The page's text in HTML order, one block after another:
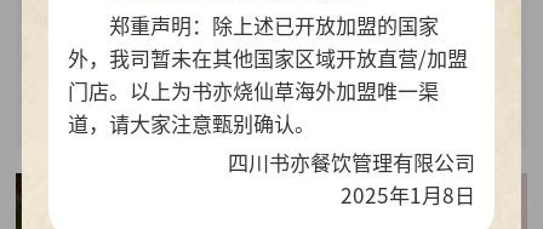
质价比持续热销
查看详情
郑重声明：除上述已开放加盟的国家
外，我司暂未在其他国家区域开放直营/加盟
门店。以上为书亦烧仙草海外加盟唯一渠
道，请大家注意甄别确认。
四川书亦餐饮管理有限公司
2025年1月8日